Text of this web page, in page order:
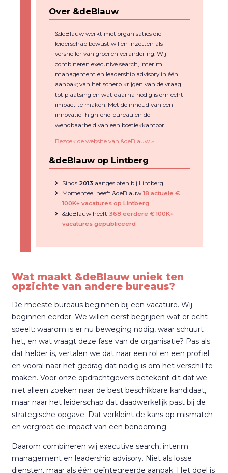
Over &deBlauw
&deBlauw werkt met organisaties die
leiderschap bewust willen inzetten als
versneller van groei en verandering. Wij
combineren executive search, interim
management en leadership advisory in één
aanpak; van het scherp krijgen van de vraag
tot plaatsing en wat daarna nodig is om echt
impact te maken. Met de inhoud van een
innovatief high-end bureau en de
wendbaarheid van een boetiekkantoor.
Bezoek de website van &deBlauw »
&deBlauw op Lintberg
Sinds 2013 aangesloten bij Lintberg
Momenteel heeft &deBlauw 18 actuele €
100K+ vacatures op Lintberg
&deBlauw heeft 368 eerdere € 100K+
vacatures gepubliceerd
Wat maakt &deBlauw uniek ten
opzichte van andere bureaus?
De meeste bureaus beginnen bij een vacature. Wij
beginnen eerder. We willen eerst begrijpen wat er echt
speelt: waarom is er nu beweging nodig, waar schuurt
het, en wat vraagt deze fase van de organisatie? Pas als
dat helder is, vertalen we dat naar een rol en een profiel
en vooral naar het gedrag dat nodig is om het verschil te
maken. Voor onze opdrachtgevers betekent dit dat we
niet alleen zoeken naar de best beschikbare kandidaat,
maar naar het leiderschap dat daadwerkelijk past bij de
strategische opgave. Dat verkleint de kans op mismatch
en vergroot de impact van een benoeming.
Daarom combineren wij executive search, interim
management en leadership advisory. Niet als losse
diensten, maar als één geïntegreerde aanpak. Het doel is